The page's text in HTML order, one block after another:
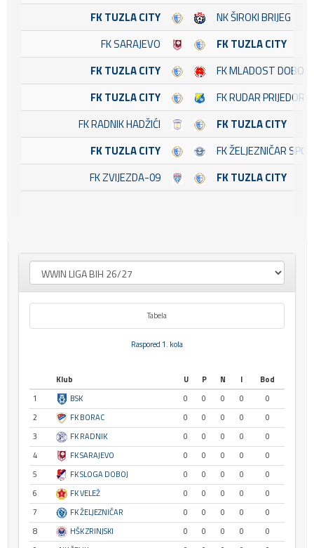
FK TUZLA CITY
NK ŠIROKI BRIJEG
FK SARAJEVO
FK TUZLA CITY
FK TUZLA CITY
FK MLADOST DOBOJ
FK TUZLA CITY
FK RUDAR PRIJEDOR
FK RADNIK HADŽIĆI
FK TUZLA CITY
FK TUZLA CITY
FK ŽELJEZNIČAR
FK ZVIJEZDA-09
FK TUZLA CITY
Tabela
Raspored 1. kola
Klub U P N I
Bod
1
BSK 0 0 0 0
0
2
FK BORAC 0 0 0 0
0
3
FK RADNIK 0 0 0 0
0
4
FK SARAJEVO 0 0 0 0
0
5
FK SLOGA DOBOJ 0 0 0 0
0
6
FK VELEŽ 0 0 0 0
0
7
FK ŽELJEZNIČAR 0 0 0 0
0
8
HŠK ZRINJSKI 0 0 0 0
0